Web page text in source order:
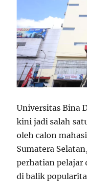
Universitas Bina
kini jadi salah
oleh calon
Sumatera
perhatian pelajar
di balik